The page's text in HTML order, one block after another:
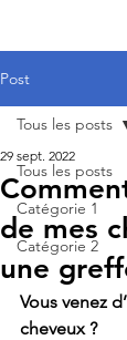
Post
Tous les posts
Catégorie 1
Catégorie 2
Tous les posts
de mes
une
29 sept. 2022
Vous venez
cheveux ?